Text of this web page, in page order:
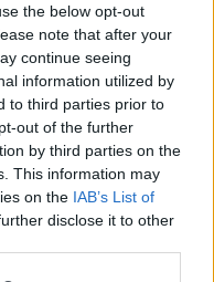
the below opt-out
note that after your
continue seeing
information utilized by
to third parties prior to
out of the further
by third parties on the
This information may
on the IAB’s List of
disclose it to other
00:13:39
D. Grybauskaitės
išraiška
00:03:11
informaciją
ir V. Putino